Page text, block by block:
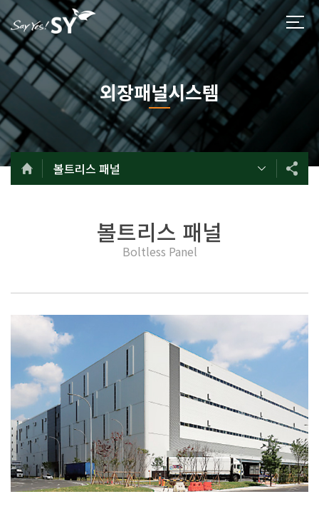
외장패널시스템
볼트리스 패널
볼트리스 패널
Boltless Panel